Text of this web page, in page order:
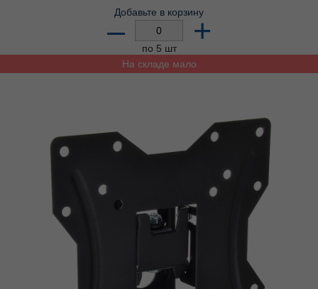
Добавьте в корзину
– +
по 5 шт
На складе мало